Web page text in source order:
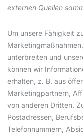
externen Quellen
Um unsere Fähigkeit
unterbreiten und
können wir
erhalten, z. B. aus
Marketingpartnern,
von anderen Dritten.
Postadressen,
Telefonnummern,